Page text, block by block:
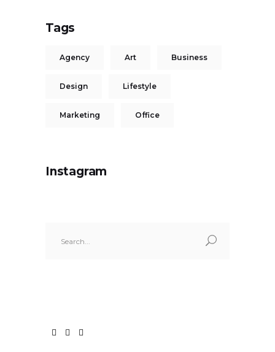
Tags
Agency Art Business
Design Lifestyle
Marketing Office
Instagram